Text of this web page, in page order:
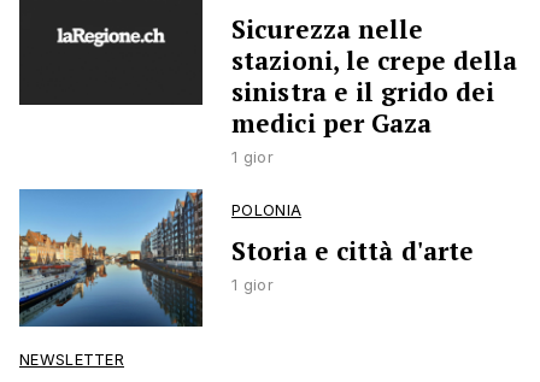
Sicurezza nelle
stazioni, le crepe della
sinistra e il grido dei
medici per Gaza
1 gior
POLONIA
Storia e città d'arte
1 gior
NEWSLETTER